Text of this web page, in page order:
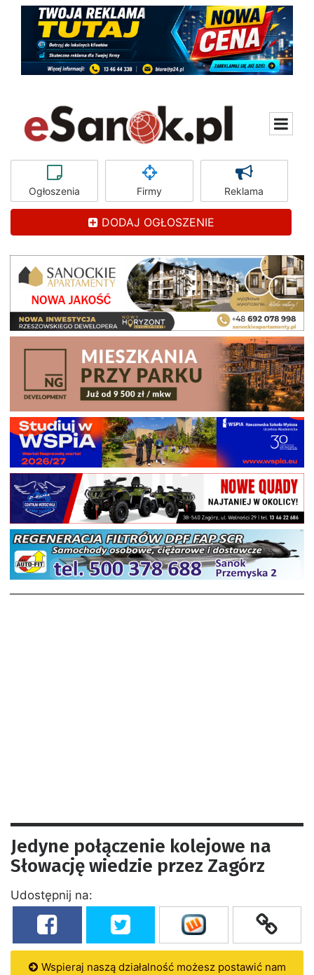
Ogłoszenia Firmy Reklama
DODAJ OGŁOSZENIE
Jedyne połączenie kolejowe na
Słowację wiedzie przez Zagórz
Udostępnij na:
Wspieraj naszą działalność możesz postawić nam